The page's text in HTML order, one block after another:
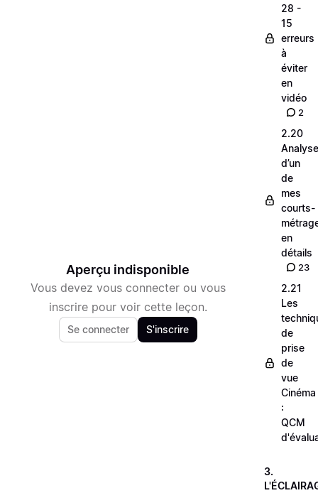
Aperçu indisponible
Vous devez vous connecter ou vous
inscrire pour voir cette leçon.
Se connecter S'inscrire
28 -
15
erreurs
à
éviter
en
vidéo
2
2.20
Analyse
d’un
de
mes
courts-
en
détails
23
2.21
Les
de
prise
de
vue
Cinéma
:
QCM
3.